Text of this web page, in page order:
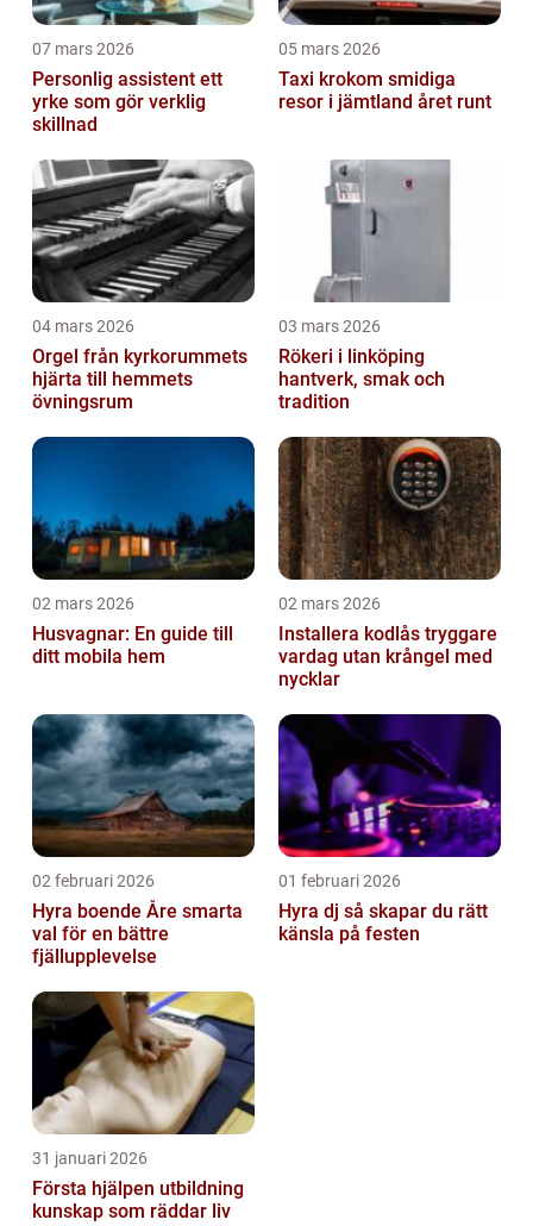
07 mars 2026
Personlig assistent ett
yrke som gör verklig
skillnad
05 mars 2026
Taxi krokom smidiga
resor i jämtland året runt
04 mars 2026
Orgel från kyrkorummets
hjärta till hemmets
övningsrum
03 mars 2026
Rökeri i linköping
hantverk, smak och
tradition
02 mars 2026
Husvagnar: En guide till
ditt mobila hem
02 mars 2026
Installera kodlås tryggare
vardag utan krångel med
nycklar
02 februari 2026
Hyra boende Åre smarta
val för en bättre
fjällupplevelse
01 februari 2026
Hyra dj så skapar du rätt
känsla på festen
31 januari 2026
Första hjälpen utbildning
kunskap som räddar liv